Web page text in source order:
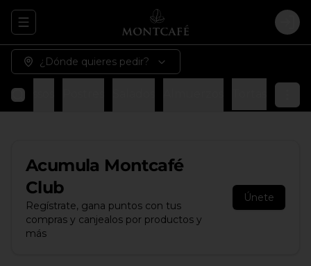
Abrir menu de navegación
¿Dónde quieres pedir?
Espressos
Acumula Montcafé
Club
Regístrate, gana puntos con tus
compras y canjealos por productos y
más
Únete